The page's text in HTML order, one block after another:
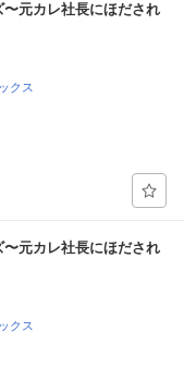
元カレ社長にほだされ
クス
元カレ社長にほだされ
クス